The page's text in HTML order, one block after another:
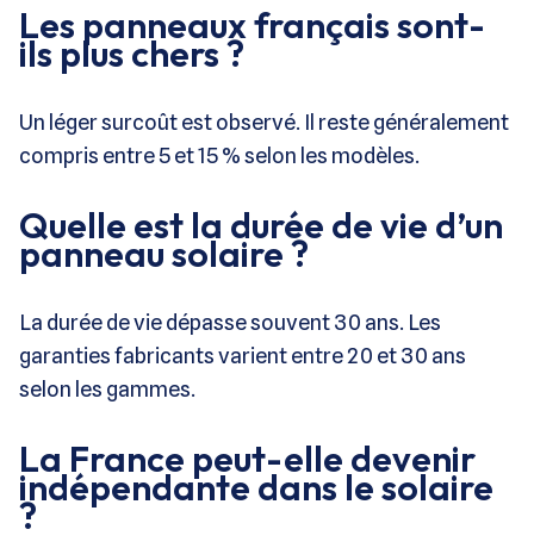
Les panneaux français sont-
ils plus chers ?
Un léger surcoût est observé. Il reste généralement
compris entre 5 et 15 % selon les modèles.
Quelle est la durée de vie d’un
panneau solaire ?
La durée de vie dépasse souvent 30 ans. Les
garanties fabricants varient entre 20 et 30 ans
selon les gammes.
La France peut-elle devenir
indépendante dans le solaire
?